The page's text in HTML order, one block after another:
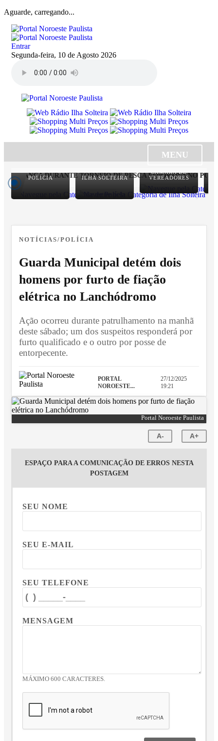
Aguarde, carregando...
Entrar
Segunda-feira, 10 de Agosto 2026
MENU
DURANTE TORNEIO DE PESCA ESPORTIVA NO
POLÍCIA ILHA SOLTEIRA
CÂMARA DE
VEREADORES
NOTÍCIAS/POLÍCIA
Guarda Municipal detém dois
homens por furto de fiação
elétrica no Lanchódromo
Ação ocorreu durante patrulhamento na manhã
deste sábado; um dos suspeitos responderá por
furto qualificado e o outro por posse de
entorpecente.
PORTAL
NOROESTE...
27/12/2025
19:21
Portal Noroeste Paulista
A- A+
ESPAÇO PARA A COMUNICAÇÃO DE ERROS NESTA
POSTAGEM
SEU NOME
SEU E-MAIL
SEU TELEFONE
MENSAGEM
MÁXIMO 600 CARACTERES.